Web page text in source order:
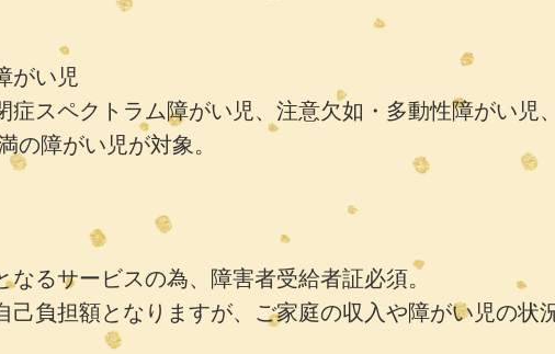
がい児
スペクトラム障がい児、注意欠如・多動性障がい児
障がい児が対象。
るサービスの為、障害者受給者証必須。
負担額となりますが、ご家庭の収入や障がい児の状